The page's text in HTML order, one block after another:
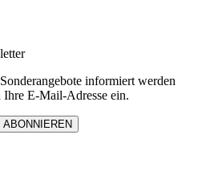
informiert werden
Ihre E-Mail-Adresse ein.